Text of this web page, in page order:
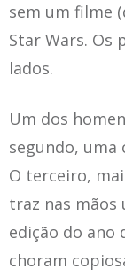
sem um filme
Star Wars. Os
lados.
Um dos
segundo, uma
O terceiro,
traz nas
edição do ano
choram